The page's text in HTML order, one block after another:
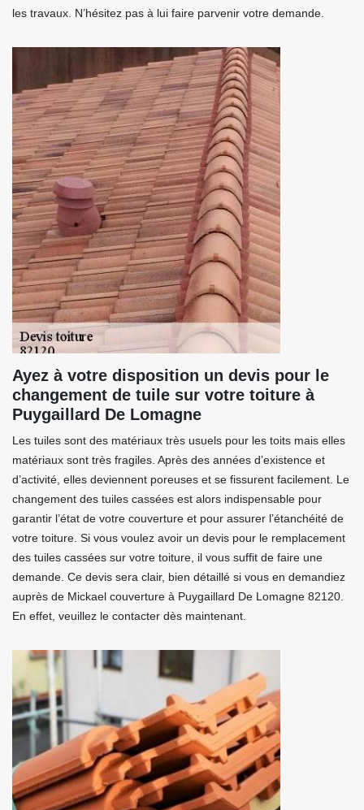
les travaux. N’hésitez pas à lui faire parvenir votre demande.
Ayez à votre disposition un devis pour le
changement de tuile sur votre toiture à
Puygaillard De Lomagne
Les tuiles sont des matériaux très usuels pour les toits mais elles
matériaux sont très fragiles. Après des années d’existence et
d’activité, elles deviennent poreuses et se fissurent facilement. Le
changement des tuiles cassées est alors indispensable pour
garantir l’état de votre couverture et pour assurer l’étanchéité de
votre toiture. Si vous voulez avoir un devis pour le remplacement
des tuiles cassées sur votre toiture, il vous suffit de faire une
demande. Ce devis sera clair, bien détaillé si vous en demandiez
auprès de Mickael couverture à Puygaillard De Lomagne 82120.
En effet, veuillez le contacter dès maintenant.